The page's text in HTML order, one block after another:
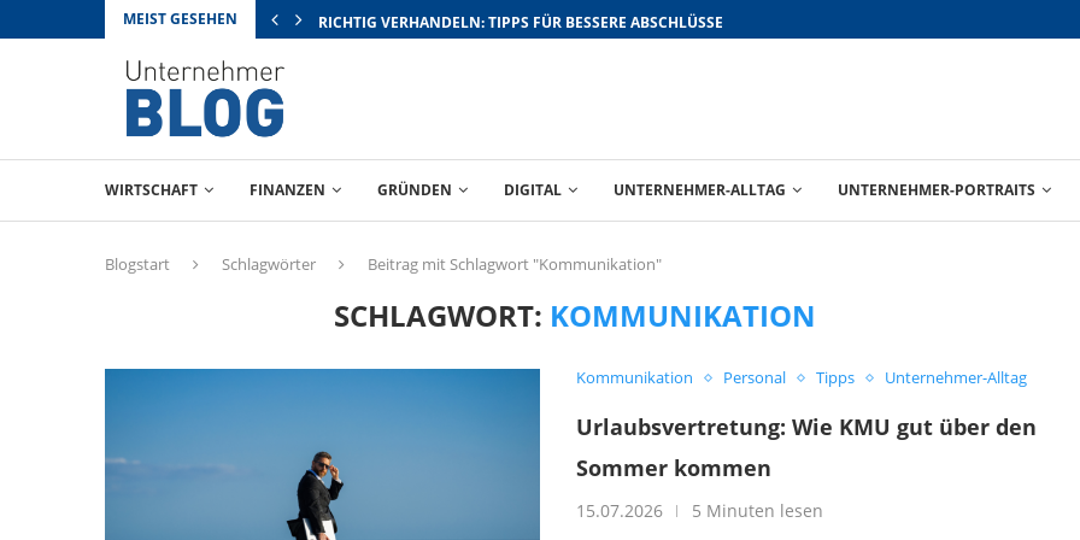
MEIST GESEHEN RICHTIG VERHANDELN: TIPPS FÜR BESSERE ABSCHLÜSSE
WIRTSCHAFT FINANZEN GRÜNDEN DIGITAL UNTERNEHMER-ALLTAG UNTERNEHMER-PORTRAITS
Blogstart Schlagwörter Beitrag mit Schlagwort "Kommunikation"
SCHLAGWORT: KOMMUNIKATION
Kommunikation Personal Tipps Unternehmer-Alltag
Urlaubsvertretung: Wie KMU gut über den
Sommer kommen
15.07.2026 5 Minuten lesen